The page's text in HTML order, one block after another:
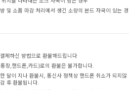
및 소품 마감 처리에서 생긴 소량의 본드 자국이 있는 경
제하신 방법으로 환불해드립니다
장,핸드폰,카드)로의 환불은 불가합니다.
달이 지나 환불시, 통신사 정책상 핸드폰 취소가 되지않
후 환불됩니다.